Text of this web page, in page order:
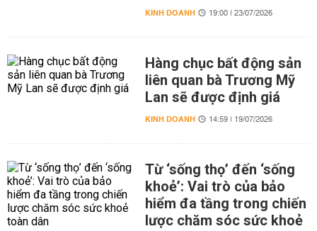
KINH DOANH 19:00 | 23/07/2026
Hàng chục bất động sản
liên quan bà Trương Mỹ
Lan sẽ được định giá
KINH DOANH 14:59 | 19/07/2026
Từ ‘sống thọ’ đến ‘sống
khoẻ’: Vai trò của bảo
hiểm đa tầng trong chiến
lược chăm sóc sức khoẻ